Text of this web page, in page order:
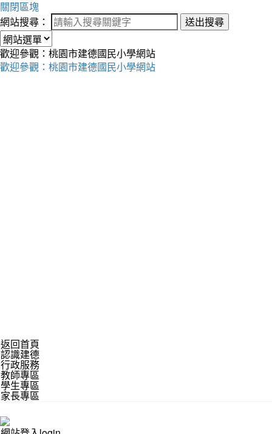
關閉區塊
網站搜尋：
送出搜尋
歡迎參觀：桃園市建德國民小學網站
歡迎參觀：桃園市建德國民小學網站
返回首頁
認識建德
行政服務
教師專區
學生專區
家長專區